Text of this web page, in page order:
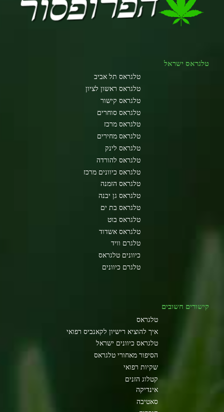
טלגראס ישראל
טלגראס תל אביב
טלגראס ראשון לציון
טלגראס קישור
טלגראס סוחרים
טלגראס מרכז
טלגראס מחירים
טלגראס לינק
טלגראס להורדה
טלגראס כיוונים מרכז
טלגראס הזמנה
טלגראס גן יבנה
טלגראס בת ים
טלגראס בוט
טלגראס אשדוד
טלגרם וויד
כיוונים טלגראס
טלגרם כיוונים
קישורים חשובים
טלגראס
איך להוציא רישיון לקאנביס רפואי
טלגראס כיוונים ישראל
הסיפור מאחורי טלגראס
שקיות רפואי
קטלוג הזנים
אינדיקה
סאטיבה